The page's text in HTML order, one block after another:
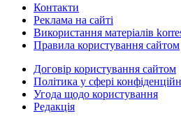
Контакти
Реклама на сайті
Використання матеріалів
Правила користування сайтом
Договір користування сайтом
Політика у сфері
Угода щодо користування
Редакція